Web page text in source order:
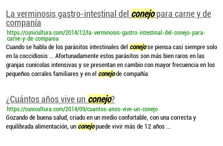
La verminosis gastro-intestinal del conejopara carne y de
companía
https://cunicultura.com/2014/12/la-verminosis-gastro-intestinal-del-conejo-para-
carne-y-de-compania
Cuando se habla de los parásitos intestinales del conejose piensa casi siempre solo
en la coccidiosis ... Afortunadamente estos parásitos son más bien raros en las
granjas cunícolas intensivas y se presentan en cambio con mayor frecuencia en los
pequeños corrales familiares y en el conejode compañía
¿Cuántos años vive un conejo?
https://cunicultura.com/2014/09/cuantos-anos-vive-un-conejo
Gozando de buena salud, criado en un medio confortable, con una correcta y
equilibrada alimentación, un conejopuede vivir más de 12 años ...